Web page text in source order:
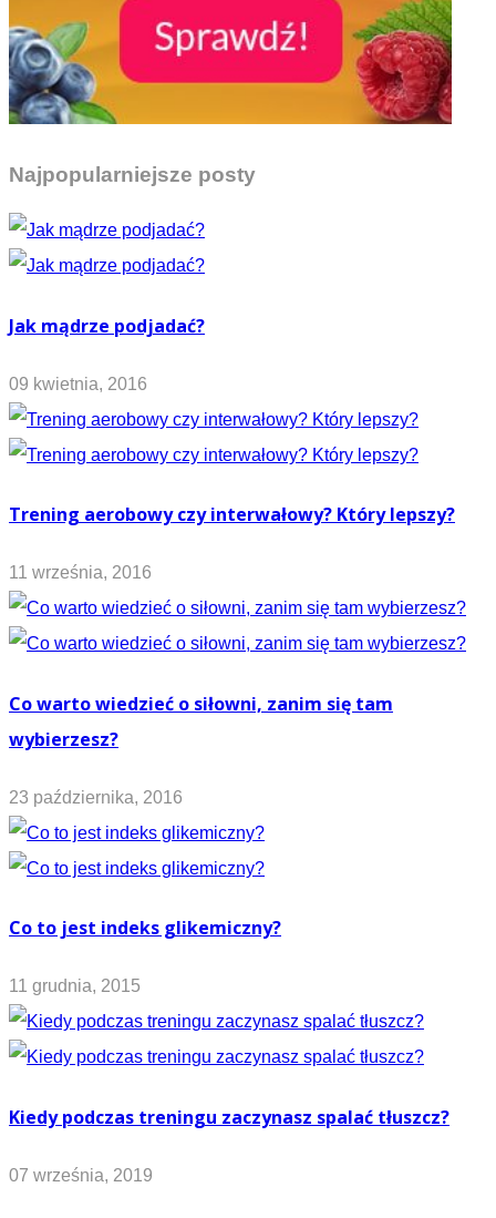
Najpopularniejsze posty
Jak mądrze podjadać?
09 kwietnia, 2016
Trening aerobowy czy interwałowy? Który lepszy?
11 września, 2016
Co warto wiedzieć o siłowni, zanim się tam
wybierzesz?
23 października, 2016
Co to jest indeks glikemiczny?
11 grudnia, 2015
Kiedy podczas treningu zaczynasz spalać tłuszcz?
07 września, 2019